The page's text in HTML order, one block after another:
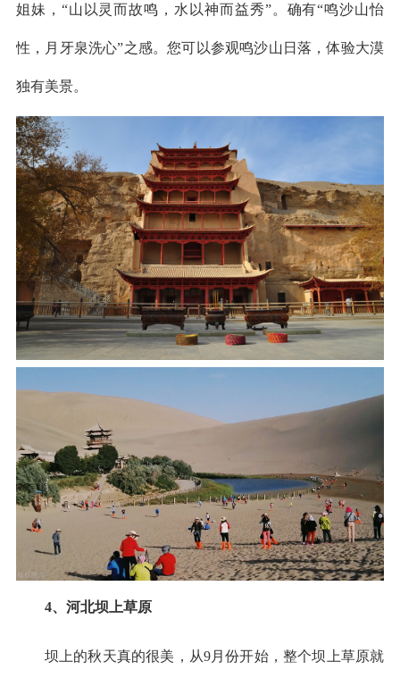
姐妹，“山以灵而故鸣，水以神而益秀”。确有“鸣沙山怡
性，月牙泉洗心”之感。您可以参观鸣沙山日落，体验大漠
独有美景。
4、河北坝上草原
坝上的秋天真的很美，从9月份开始，整个坝上草原就